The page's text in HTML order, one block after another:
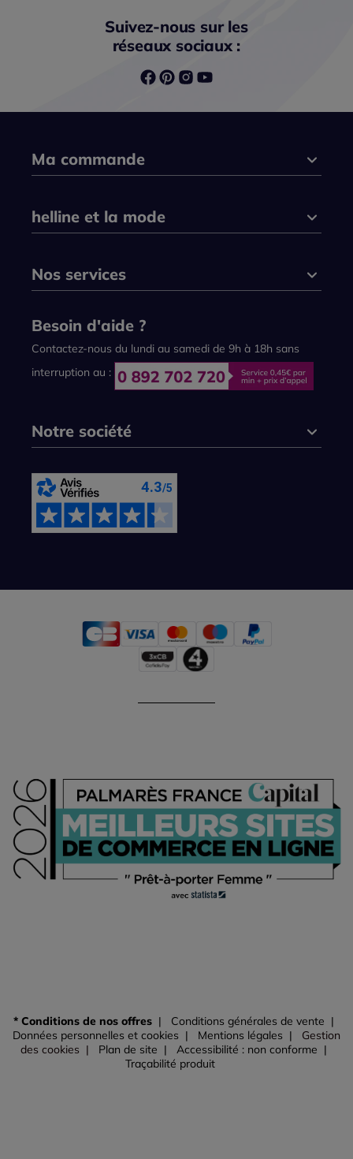
Suivez-nous sur les
réseaux sociaux :
Ma commande
helline et la mode
Nos services
Besoin d'aide ?
Contactez-nous du lundi au samedi de 9h à 18h sans
interruption au :
Notre société
* Conditions de nos offres
Conditions générales de vente
Données personnelles et cookies
Mentions légales
Gestion
des cookies
Plan de site
Accessibilité : non conforme
Traçabilité produit